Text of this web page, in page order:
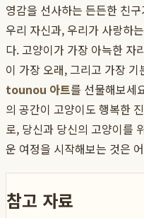
영감을 선사하는 든든한 친
우리 자신과, 우리가 사랑하
다. 고양이가 가장 아늑한 자
이 가장 오래, 그리고 가장
tounou 아트를 선물해보세
의 공간이 고양이도 행복한
로, 당신과 당신의 고양이를
운 여정을 시작해보는 것은
참고 자료